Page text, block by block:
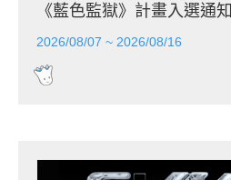
《藍色監獄》計畫入選通知
2026/08/07 ~ 2026/08/16